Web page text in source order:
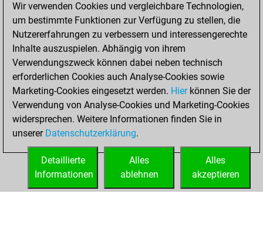
Freitag, Mai 2,
2025
You won
against Fritz
Fritz
Montag, April 28,
2025
You created
your Fritz account
Wir verwenden Cookies und vergleichbare Technologien,
um bestimmte Funktionen zur Verfügung zu stellen, die
Nutzererfahrungen zu verbessern und interessengerechte
Inhalte auszuspielen. Abhängig von ihrem
Verwendungszweck können dabei neben technisch
erforderlichen Cookies auch Analyse-Cookies sowie
Marketing-Cookies eingesetzt werden. Hierkönnen Sie der
Verwendung von Analyse-Cookies und Marketing-Cookies
widersprechen. Weitere Informationen finden Sie in
unserer Datenschutzerklärung.
Alles
akzeptieren
Alles
ablehnen
Detaillierte
Informationen